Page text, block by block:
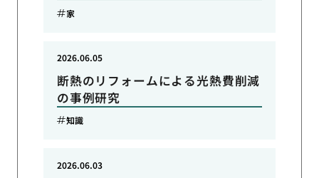
家
断熱のリフォームによる光熱費削減
の事例研究
2026.06.05
知識
2026.06.03